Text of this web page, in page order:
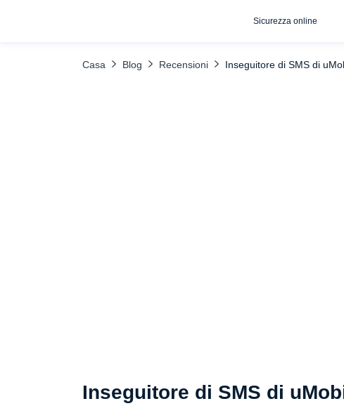
Sicurezza online
Casa Blog Recensioni Inseguitore di SMS di
Inseguitore di SMS di
Come monitorare gli SMS con uMobix